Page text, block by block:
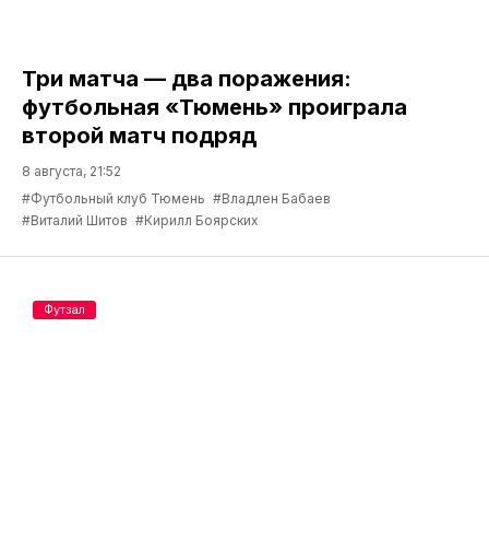
Три матча — два поражения:
футбольная «Тюмень» проиграла
второй матч подряд
8 августа, 21:52
#Футбольный клуб Тюмень #Владлен Бабаев
#Виталий Шитов #Кирилл Боярских
Футзал